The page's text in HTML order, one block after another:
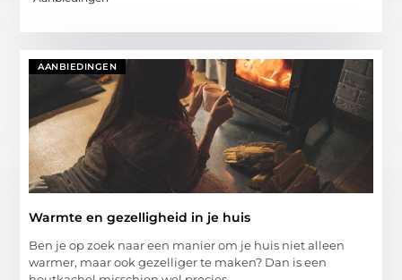
AANBIEDINGEN
Warmte en gezelligheid in je huis
Ben je op zoek naar een manier om je huis niet alleen
warmer, maar ook gezelliger te maken? Dan is een